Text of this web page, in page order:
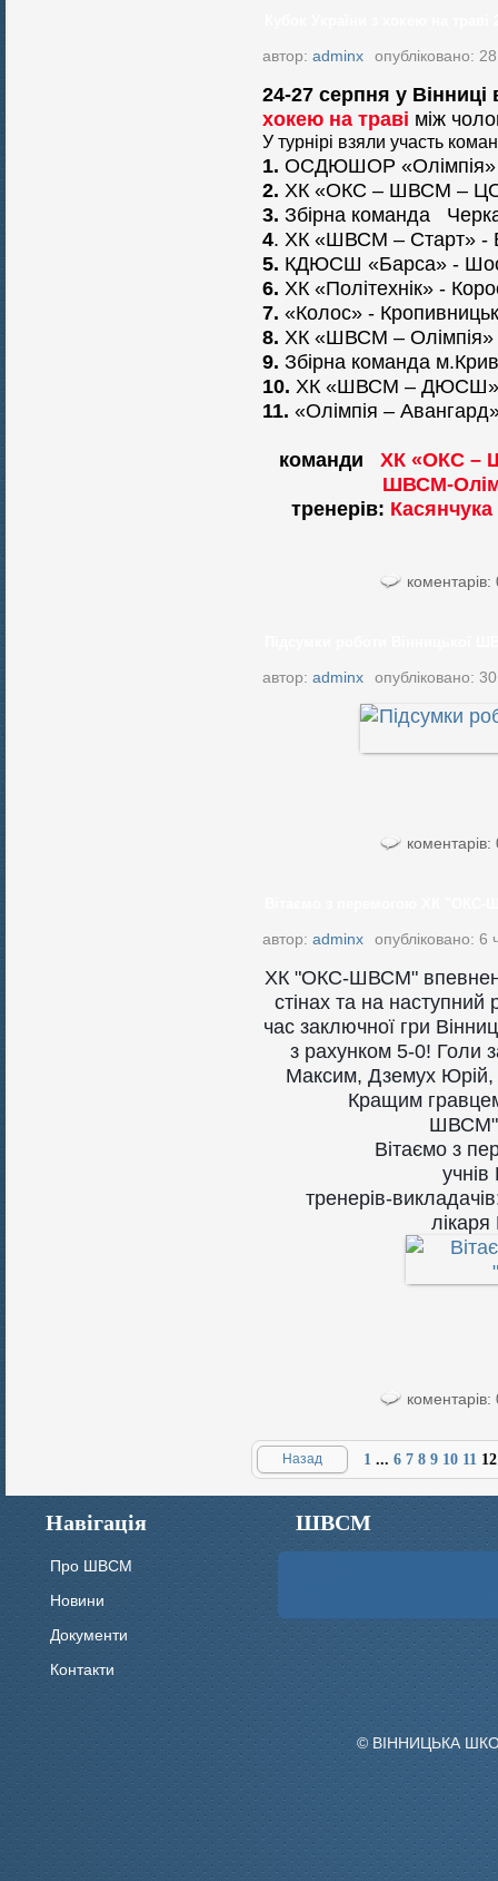
автор: adminx опубліковано:
24-27 серпня у
хокею на траві між
У турнірі взяли участь
1. ОСДЮШОР «Олімпія»
2. ХК «ОКС – ШВСМ –
3. Збірна команда
4. ХК «ШВСМ – Старт» -
5. КДЮСШ «Барса» -
6. ХК «Політехнік» -
7. «Колос» -
8. ХК «ШВСМ – Олімпія»
9. Збірна команда
10. ХК «ШВСМ – ДЮСШ» -
11. «Олімпія –
командиХК «ОКС –
ШВСМ-
тренерів:
коментарів:
автор: adminx опубліковано:
коментарів:
автор: adminx опубліковано: 6
ХК "ОКС-ШВСМ" впевнено
стінах та на наступний
час заключної гри
з рахунком 5-0! Голи
Максим, Дземух Юрій,
Кращим
ШВСМ"
Вітаємо з
тренерів-
коментарів:
Назад 1 ... 6 7 8 9 10 11 12
Навігація
Про ШВСМ
Новини
Документи
Контакти
ШВСМ
© ВІННИЦЬКА